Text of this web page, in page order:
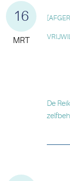
16
MRT
De